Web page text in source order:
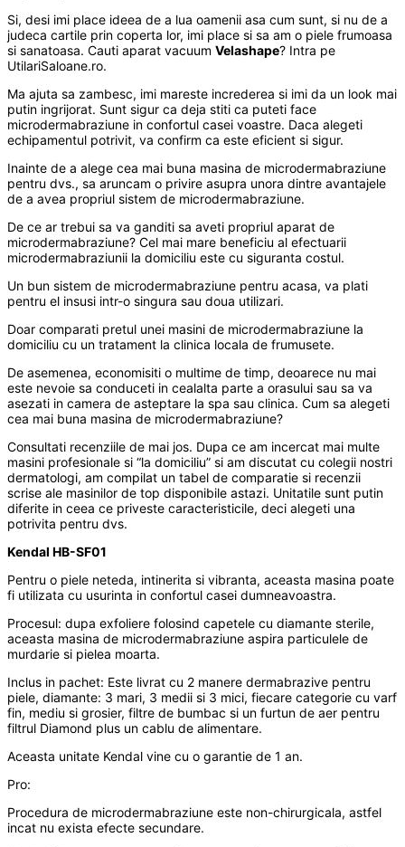
Si, desi imi place ideea de a lua oamenii asa cum sunt, si nu de a
judeca cartile prin coperta lor, imi place si sa am o piele frumoasa
si sanatoasa. Cauti aparat vacuum Velashape? Intra pe
UtilariSaloane.ro.
Ma ajuta sa zambesc, imi mareste increderea si imi da un look mai
putin ingrijorat. Sunt sigur ca deja stiti ca puteti face
microdermabraziune in confortul casei voastre. Daca alegeti
echipamentul potrivit, va confirm ca este eficient si sigur.
Inainte de a alege cea mai buna masina de microdermabraziune
pentru dvs., sa aruncam o privire asupra unora dintre avantajele
de a avea propriul sistem de microdermabraziune.
De ce ar trebui sa va ganditi sa aveti propriul aparat de
microdermabraziune? Cel mai mare beneficiu al efectuarii
microdermabraziunii la domiciliu este cu siguranta costul.
Un bun sistem de microdermabraziune pentru acasa, va plati
pentru el insusi intr-o singura sau doua utilizari.
Doar comparati pretul unei masini de microdermabraziune la
domiciliu cu un tratament la clinica locala de frumusete.
De asemenea, economisiti o multime de timp, deoarece nu mai
este nevoie sa conduceti in cealalta parte a orasului sau sa va
asezati in camera de asteptare la spa sau clinica. Cum sa alegeti
cea mai buna masina de microdermabraziune?
Consultati recenziile de mai jos. Dupa ce am incercat mai multe
masini profesionale si “la domiciliu” si am discutat cu colegii nostri
dermatologi, am compilat un tabel de comparatie si recenzii
scrise ale masinilor de top disponibile astazi. Unitatile sunt putin
diferite in ceea ce priveste caracteristicile, deci alegeti una
potrivita pentru dvs.
Kendal HB-SF01
Pentru o piele neteda, intinerita si vibranta, aceasta masina poate
fi utilizata cu usurinta in confortul casei dumneavoastra.
Procesul: dupa exfoliere folosind capetele cu diamante sterile,
aceasta masina de microdermabraziune aspira particulele de
murdarie si pielea moarta.
Inclus in pachet: Este livrat cu 2 manere dermabrazive pentru
piele, diamante: 3 mari, 3 medii si 3 mici, fiecare categorie cu varf
fin, mediu si grosier, filtre de bumbac si un furtun de aer pentru
filtrul Diamond plus un cablu de alimentare.
Aceasta unitate Kendal vine cu o garantie de 1 an.
Pro:
Procedura de microdermabraziune este non-chirurgicala, astfel
incat nu exista efecte secundare.